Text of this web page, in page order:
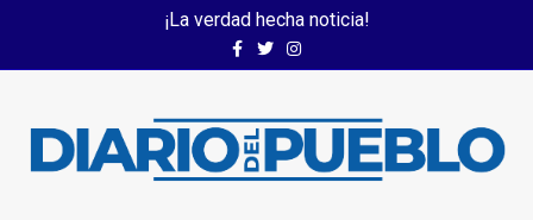
¡La verdad hecha noticia!
FacebookTwitterInstagram